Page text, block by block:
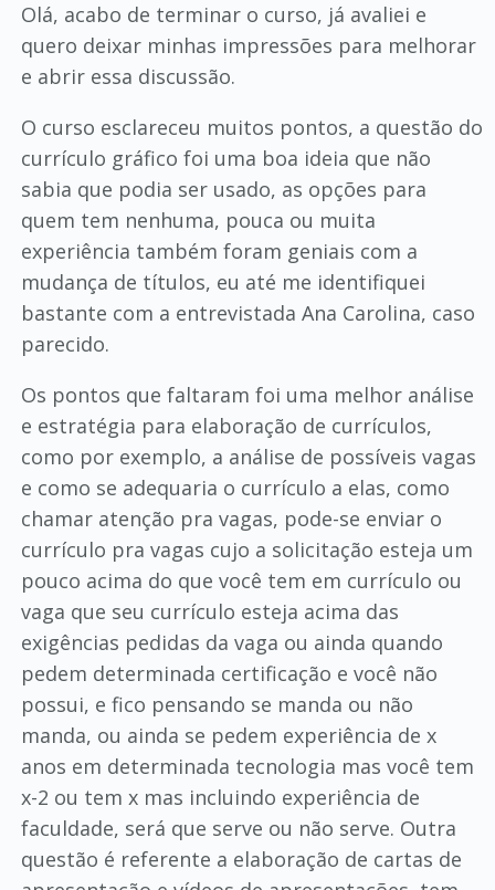
Olá, acabo de terminar o curso, já avaliei e
quero deixar minhas impressões para melhorar
e abrir essa discussão.
O curso esclareceu muitos pontos, a questão do
currículo gráfico foi uma boa ideia que não
sabia que podia ser usado, as opções para
quem tem nenhuma, pouca ou muita
experiência também foram geniais com a
mudança de títulos, eu até me identifiquei
bastante com a entrevistada Ana Carolina, caso
parecido.
Os pontos que faltaram foi uma melhor análise
e estratégia para elaboração de currículos,
como por exemplo, a análise de possíveis vagas
e como se adequaria o currículo a elas, como
chamar atenção pra vagas, pode-se enviar o
currículo pra vagas cujo a solicitação esteja um
pouco acima do que você tem em currículo ou
vaga que seu currículo esteja acima das
exigências pedidas da vaga ou ainda quando
pedem determinada certificação e você não
possui, e fico pensando se manda ou não
manda, ou ainda se pedem experiência de x
anos em determinada tecnologia mas você tem
x-2 ou tem x mas incluindo experiência de
faculdade, será que serve ou não serve. Outra
questão é referente a elaboração de cartas de